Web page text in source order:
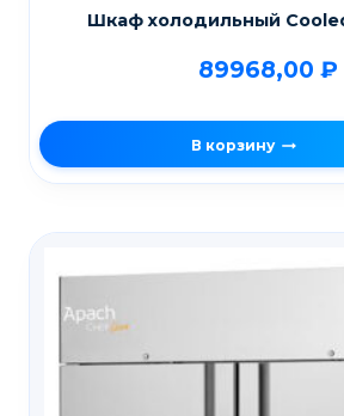
Шкаф холодильный Cooleq
89968,00 ₽
В корзину